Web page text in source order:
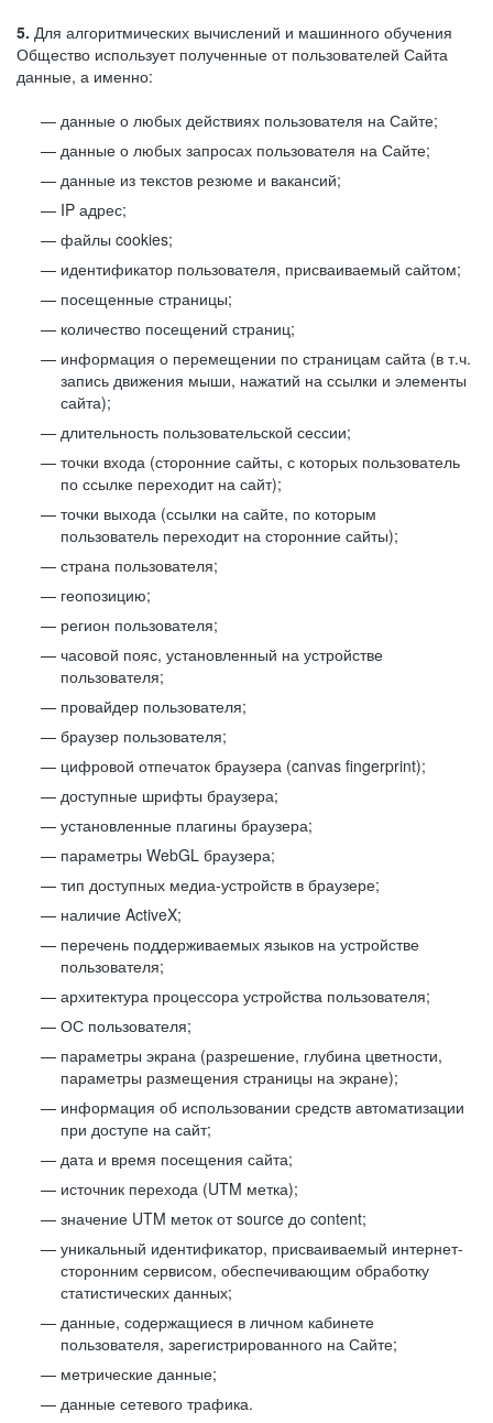
5. Для алгоритмических вычислений и машинного обучения
Общество использует полученные от пользователей Сайта
данные, а именно:
данные о любых действиях пользователя на Сайте;
данные о любых запросах пользователя на Сайте;
данные из текстов резюме и вакансий;
IP адрес;
файлы cookies;
идентификатор пользователя, присваиваемый сайтом;
посещенные страницы;
количество посещений страниц;
информация о перемещении по страницам сайта (в т.ч.
запись движения мыши, нажатий на ссылки и элементы
сайта);
длительность пользовательской сессии;
точки входа (сторонние сайты, с которых пользователь
по ссылке переходит на сайт);
точки выхода (ссылки на сайте, по которым
пользователь переходит на сторонние сайты);
страна пользователя;
геопозицию;
регион пользователя;
часовой пояс, установленный на устройстве
пользователя;
провайдер пользователя;
браузер пользователя;
цифровой отпечаток браузера (canvas fingerprint);
доступные шрифты браузера;
установленные плагины браузера;
параметры WebGL браузера;
тип доступных медиа-устройств в браузере;
наличие ActiveX;
перечень поддерживаемых языков на устройстве
пользователя;
архитектура процессора устройства пользователя;
ОС пользователя;
параметры экрана (разрешение, глубина цветности,
параметры размещения страницы на экране);
информация об использовании средств автоматизации
при доступе на сайт;
дата и время посещения сайта;
источник перехода (UTM метка);
значение UTM меток от source до content;
уникальный идентификатор, присваиваемый интернет-
сторонним сервисом, обеспечивающим обработку
статистических данных;
данные, содержащиеся в личном кабинете
пользователя, зарегистрированного на Сайте;
метрические данные;
данные сетевого трафика.